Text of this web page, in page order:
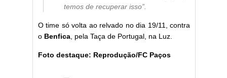
temos de recuperar isso”.
O time só volta ao relvado no dia 19/11, contra
o Benfica , pela Taça de Portugal, na Luz.
Foto destaque: Reprodução/FC Paços